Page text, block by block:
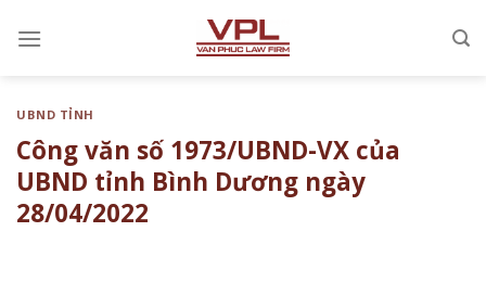
đến
UBND TỈNH
Công văn số 1973/UBND-VX của
UBND tỉnh Bình Dương ngày
28/04/2022